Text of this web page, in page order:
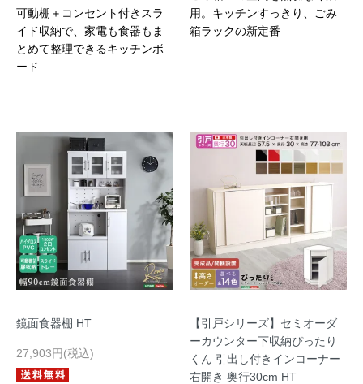
可動棚＋コンセント付きスラ
イド収納で、家電も食器もま
とめて整理できるキッチンボ
ード
用。キッチンすっきり、ごみ
箱ラックの新定番
鏡面食器棚 HT
27,903円(税込)
【引戸シリーズ】セミオーダ
ーカウンター下収納ぴったり
くん 引出し付きインコーナー
右開き 奥行30cm HT